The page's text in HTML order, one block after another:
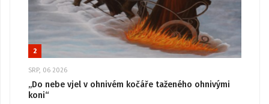
2
SRP, 06 2026
„Do nebe vjel v ohnivém kočáře taženého ohnivými
koni“